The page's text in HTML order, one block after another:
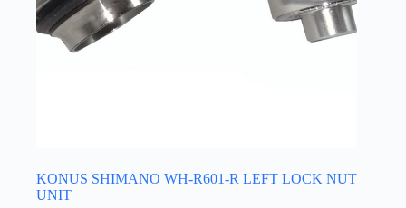
KONUS SHIMANO WH-R601-R LEFT LOCK NUT
UNIT